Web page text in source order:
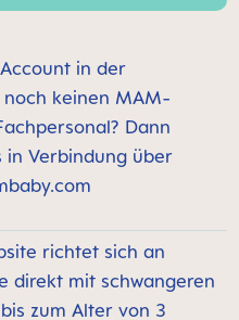
in der
keinen MAM-
Dann
in Verbindung über
richtet sich an
direkt mit schwangeren
zum Alter von 3